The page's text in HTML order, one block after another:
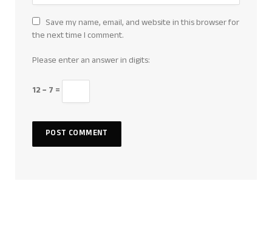
Save my name, email, and website in this browser for
the next time I comment.
Please enter an answer in digits:
12 − 7 =